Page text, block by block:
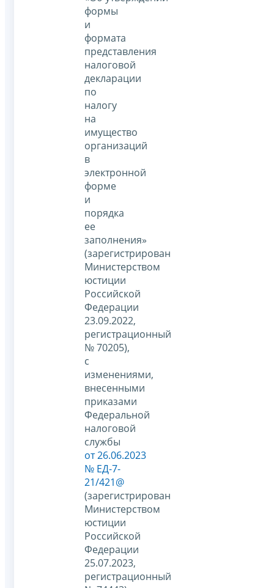
формы
и
формата
представления
налоговой
декларации
по
налогу
на
имущество
организаций
в
электронной
форме
и
порядка
ее
заполнения»
(зарегистрирован
Министерством
юстиции
Российской
Федерации
23.09.2022,
регистрационный
№ 70205),
с
изменениями,
внесенными
приказами
Федеральной
налоговой
службы
от 26.06.2023
№ ЕД-7-
21/421@
(зарегистрирован
Министерством
юстиции
Российской
Федерации
25.07.2023,
регистрационный